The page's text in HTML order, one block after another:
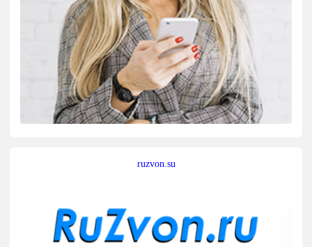
ruzvon.su